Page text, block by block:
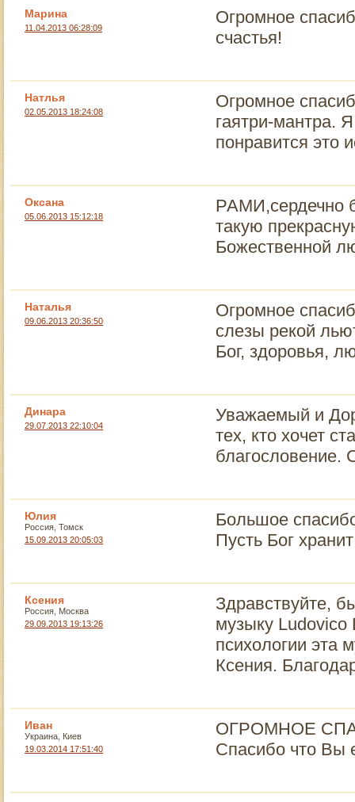
Марина
11.04.2013 06:28:09
Огромное
счастья!
Натлья
02.05.2013 18:24:08
Огромное
гаятри-мантра.
понравится это
Оксана
05.06.2013 15:12:18
РАМИ,сердечно
такую
Божественной
Наталья
09.06.2013 20:36:50
Огромное
слезы рекой
Бог, здоровья,
Динара
29.07.2013 22:10:04
Уважаемый и
тех, кто хочет
благословение.
Юлия
Россия, Томск
15.09.2013 20:05:03
Большое
Пусть Бог
Ксения
Россия, Москва
29.09.2013 19:13:26
Здравствуйте,
музыку Ludovico
психологии эта
Ксения.
Иван
Украина, Киев
19.03.2014 17:51:40
ОГРОМНОЕ
Спасибо что Вы